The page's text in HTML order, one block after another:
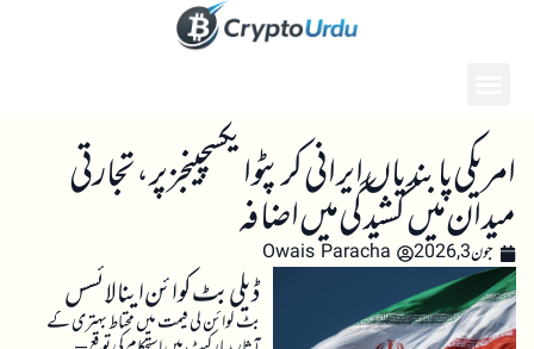
امریکی پابندیاں ایرانی کرپٹو ایکسچینجز پر، تجارتی
میدان میں کشیدگی میں اضافہ
جون 3, 2026 Owais Paracha
ڈیلی بٹ کوائن اینالائسس
بٹ کوائن کی قیمت میں محتاط بہتری کے